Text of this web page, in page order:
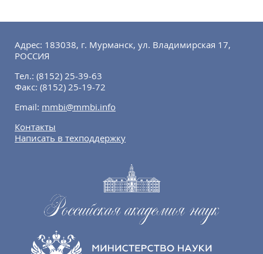
Адрес: 183038, г. Мурманск, ул. Владимирская 17,
РОССИЯ
Тел.: (8152) 25-39-63
Факс: (8152) 25-19-72
Email: mmbi@mmbi.info
Контакты
Написать в техподдержку